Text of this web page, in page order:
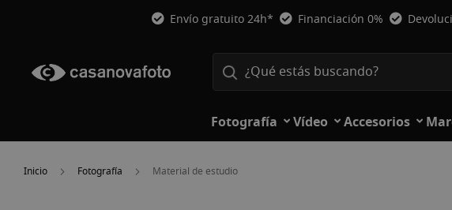
Envío gratuito 24h* Financiación 0%
Fotografía Vídeo Accesorios
Inicio Fotografía Material de estudio